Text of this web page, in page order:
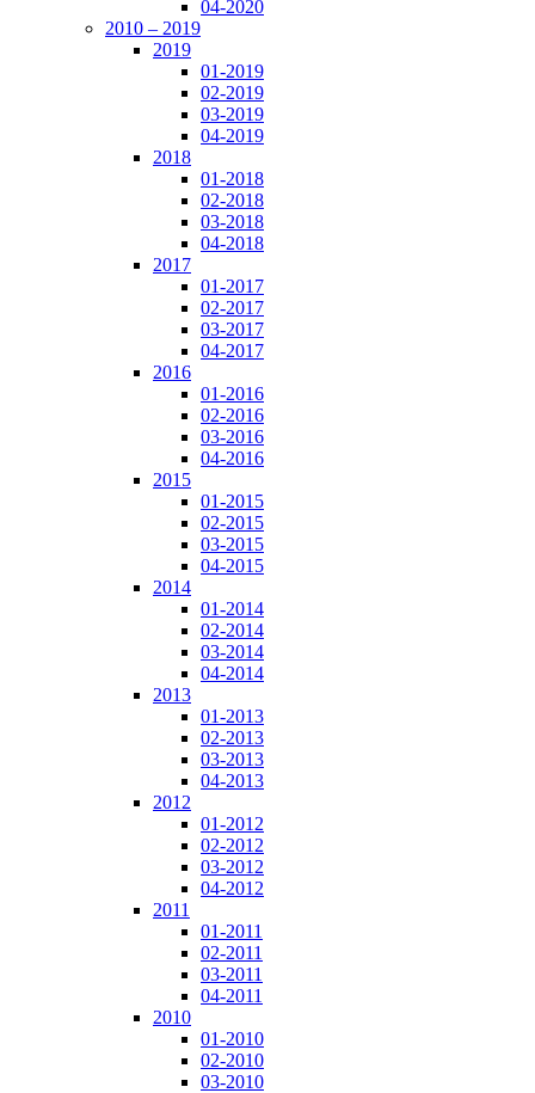
04-2020
2010 – 2019
2019
01-2019
02-2019
03-2019
04-2019
2018
01-2018
02-2018
03-2018
04-2018
2017
01-2017
02-2017
03-2017
04-2017
2016
01-2016
02-2016
03-2016
04-2016
2015
01-2015
02-2015
03-2015
04-2015
2014
01-2014
02-2014
03-2014
04-2014
2013
01-2013
02-2013
03-2013
04-2013
2012
01-2012
02-2012
03-2012
04-2012
2011
01-2011
02-2011
03-2011
04-2011
2010
01-2010
02-2010
03-2010